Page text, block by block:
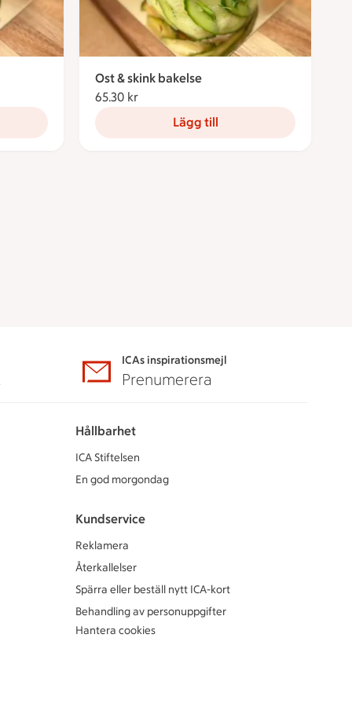
Ost & skink bakelse
65.30 kr
Lägg till
ICAs inspirationsmejl
Prenumerera
Hållbarhet
ICA Stiftelsen
En god morgondag
Kundservice
Reklamera
Återkallelser
Spärra eller beställ nytt ICA-kort
Behandling av personuppgifter
Hantera cookies